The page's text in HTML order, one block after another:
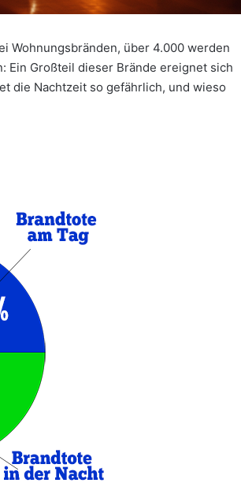
Wohnungsbränden, über 4.000 werden
Ein Großteil dieser Brände ereignet sich
die Nachtzeit so gefährlich, und wieso